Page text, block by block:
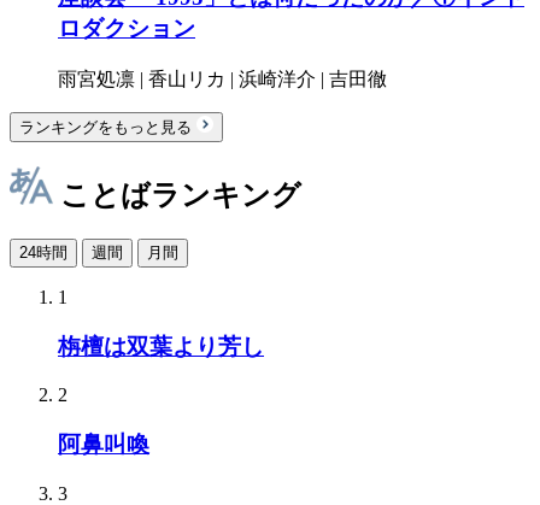
ロダクション
雨宮処凛 | 香山リカ | 浜崎洋介 | 吉田徹
ランキングをもっと見る
ことばランキング
24時間 週間 月間
1
栴檀は双葉より芳し
2
阿鼻叫喚
3